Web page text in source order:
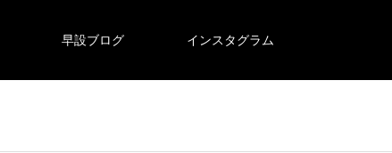
早設ブログ インスタグラム